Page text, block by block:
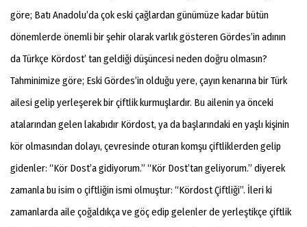
göre; Batı Anadolu’da çok eski çağlardan günümüze kadar bütün
dönemlerde önemli bir şehir olarak varlık gösteren Gördes’in adının
da Türkçe Kördost’ tan geldiği düşüncesi neden doğru olmasın?
Tahminimize göre; Eski Gördes’in olduğu yere, çayın kenarına bir Türk
ailesi gelip yerleşerek bir çiftlik kurmuşlardır. Bu ailenin ya önceki
atalarından gelen lakabıdır Kördost, ya da başlarındaki en yaşlı kişinin
kör olmasından dolayı, çevresinde oturan komşu çiftliklerden gelip
gidenler: “Kör Dost’a gidiyorum.” “Kör Dost’tan geliyorum.” diyerek
zamanla bu isim o çiftliğin ismi olmuştur: “Kördost Çiftliği”. İleri ki
zamanlarda aile çoğaldıkça ve göç edip gelenler de yerleştikçe çiftlik